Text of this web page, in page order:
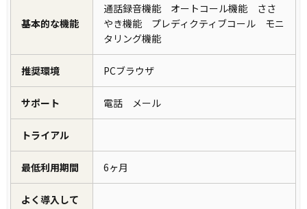
基本的な機能
通話録音機能 オートコール機能 ささ
やき機能 プレディクティブコール モニ
タリング機能
推奨環境 PCブラウザ
サポート 電話 メール
トライアル
最低利用期間 6ヶ月
よく導入して